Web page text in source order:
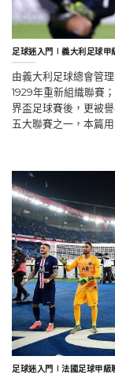
足球迷入門∣義大利足球甲
由義大利足球總會管
1929年重新組織聯賽
界盃足球賽後，更被
五大聯賽之一，本篇
足球迷入門∣法國足球甲級